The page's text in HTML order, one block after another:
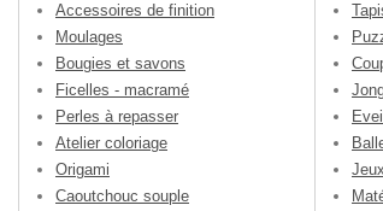
Accessoires de finition
Moulages
Bougies et savons
Ficelles - macramé
Perles à repasser
Atelier coloriage
Origami
Caoutchouc souple